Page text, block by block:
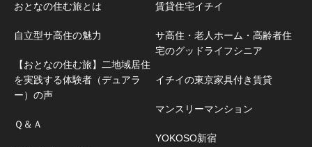
おとなの住む旅とは
自立型サ高住の魅力
【おとなの住む旅】二地域居住
を実践する体験者（デュアラ
ー）の声
Ｑ＆Ａ
賃貸住宅イチイ
サ高住・老人ホーム・高齢者住
宅のグッドライフシニア
イチイの東京家具付き賃貸
マンスリーマンション
YOKOSO新宿